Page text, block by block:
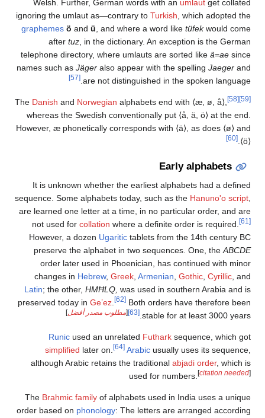
Welsh. Further, German words with an umlaut get collated
ignoring the umlaut as—contrary to Turkish , which adopted the
graphemes ö and ü , and where a word like tüfekwould come
after tuz , in the dictionary. An exception is the German
telephone directory, where umlauts are sorted like ä=ae since
names such as Jäger also appear with the spelling Jaeger and
are not distinguished in the spoken language.
[57]
The Danish and Norwegian alphabets end with ⟨æ, ø, å⟩ [58] [59]
whereas the Swedish conventionally put ⟨å, ä, ö⟩ at the end.
However, æ phonetically corresponds with ⟨ä⟩ , as does ⟨ø⟩ and
⟨ö⟩
[60]
Early alphabets
It is unknown whether the earliest alphabets had a defined
sequence. Some alphabets today, such as the Hanuno'o script,
are learned one letter at a time, in no particular order, and are
not used for collation where a definite order is required. [61]
However, a dozen Ugaritic tablets from the 14th century BC
preserve the alphabet in two sequences. One, theABCDE
order later used in Phoenician, has continued with minor
changes in Hebrew, Greek, Armenian, Gothic, Cyrillic, and
Latin; the other, HMĦLQ, was used in southern Arabia and is
preserved today in Geʽez. [62] Both orders have therefore been
stable for at least 3000 years.
[63]
[مطلوب مصدر أفضل]
Runic used an unrelated Futhark sequence, which got
simplified later on. [64] Arabic usually uses its sequence,
although Arabic retains the traditional abjadi order, which is
used for numbers. [citation needed]
The Brahmic family of alphabets used in India uses a unique
order based on phonology: The letters are arranged according